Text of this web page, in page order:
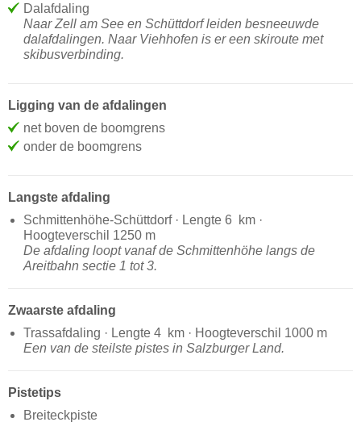
Dalafdaling
Naar Zell am See en Schüttdorf leiden besneeuwde
dalafdalingen. Naar Viehhofen is er een skiroute met
skibusverbinding.
Ligging van de afdalingen
net boven de boomgrens
onder de boomgrens
Langste afdaling
Schmittenhöhe-Schüttdorf · Lengte 6 km ·
Hoogteverschil 1250 m
De afdaling loopt vanaf de Schmittenhöhe langs de
Areitbahn sectie 1 tot 3.
Zwaarste afdaling
Trassafdaling · Lengte 4 km · Hoogteverschil 1000 m
Een van de steilste pistes in Salzburger Land.
Pistetips
Breiteckpiste